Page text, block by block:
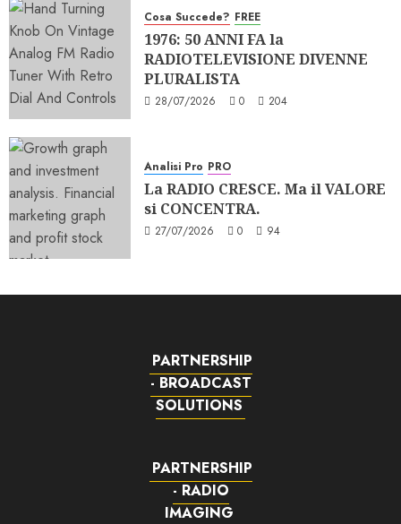
Cosa Succede? FREE
1976: 50 ANNI FA la
RADIOTELEVISIONE DIVENNE
PLURALISTA
28/07/2026 0 204
Analisi Pro PRO
La RADIO CRESCE. Ma il VALORE
si CONCENTRA.
27/07/2026 0 94
PARTNERSHIP
- BROADCAST
SOLUTIONS
PARTNERSHIP
- RADIO
IMAGING